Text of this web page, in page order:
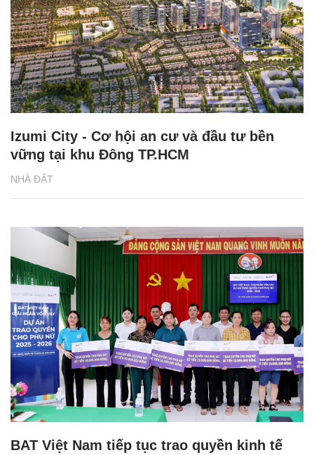
NHÀ ĐẤT
Izumi City - Cơ hội an cư và đầu tư bền
vững tại khu Đông TP.HCM
BAT Việt Nam tiếp tục trao quyền kinh tế